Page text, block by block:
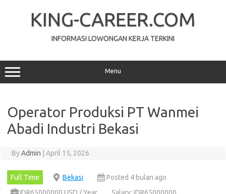
KING-CAREER.COM
INFORMASI LOWONGAN KERJA TERKINI
Menu
Operator Produksi PT Wаnmеі
Abadi Induѕtrі Bekasi
ByAdmin April 15, 2026
Full Time Bekasi
Posted 4 bulan ago